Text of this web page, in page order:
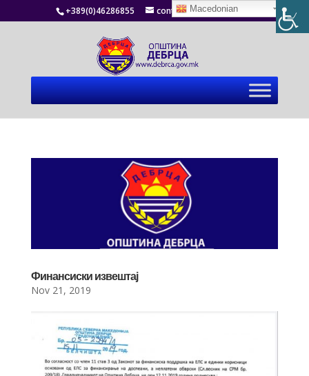
+389(0)46286855 contact@debrca.gov.mk
Финансиски извештај
Nov 21, 2019
Macedonian